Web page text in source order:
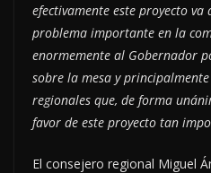
efectivamente este proyecto
problema importante en la
enormemente al Gobernador
sobre la mesa y
regionales que, de forma
favor de este proyecto tan
El consejero regional Miguel